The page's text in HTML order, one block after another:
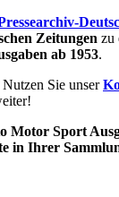
Zeitungen zu
ab 1953.
Nutzen Sie unser
Motor Sport
in Ihrer